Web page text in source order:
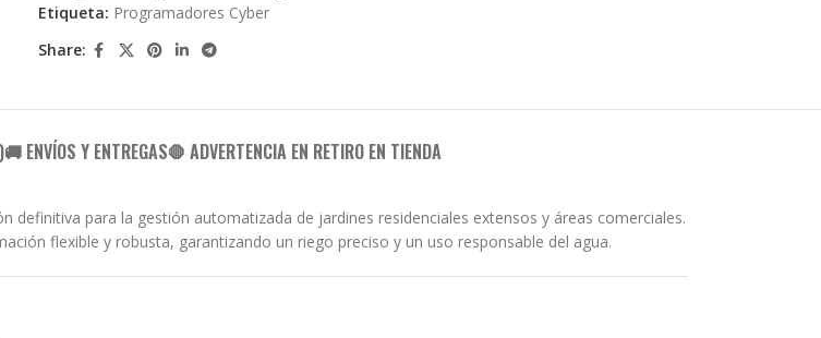
Etiqueta: Programadores Cyber
Share:
🚚 ENVÍOS Y ENTREGAS🛑 ADVERTENCIA EN RETIRO EN TIENDA
definitiva para la gestión automatizada de jardines residenciales extensos y áreas comerciales.
flexible y robusta, garantizando un riego preciso y un uso responsable del agua.